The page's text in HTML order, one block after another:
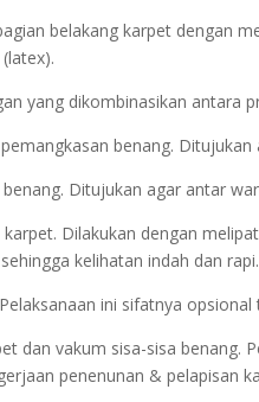
belakang karpet dengan
yang dikombinasikan antara
benang.
Ditujukan agar antar
Dilakukan dengan
kelihatan indah dan rapi.
ini sifatnya
dan vakum sisa-sisa benang.
penenunan & pelapisan